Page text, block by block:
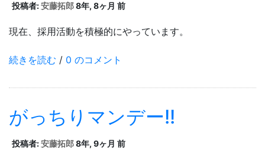
投稿者:安藤拓郎8年, 8ヶ月 前
現在、採用活動を積極的にやっています。
続きを読む / 0 のコメント
がっちりマンデー!!
投稿者:安藤拓郎8年, 9ヶ月 前